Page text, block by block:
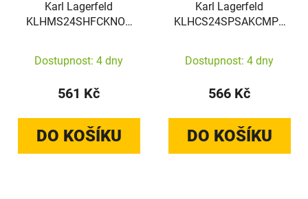
Karl Lagerfeld
KLHMS24SHFCKNOT
MagSafe transparent
Dostupnost: 4 dny
561 Kč
DO KOŠÍKU
Karl Lagerfeld
KLHCS24SPSAKCMPK
Choupette Metal Pin
Dostupnost: 4 dny
566 Kč
DO KOŠÍKU